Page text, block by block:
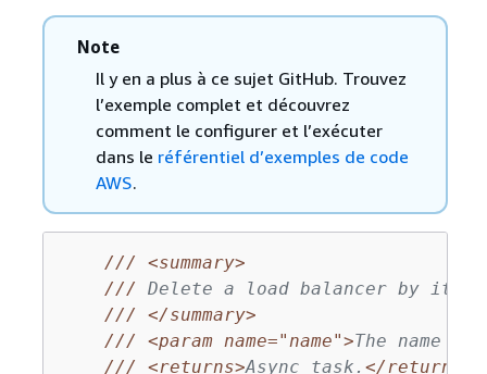
Note
Il y en a plus à ce sujet GitHub. Trouvez
l’exemple complet et découvrez
comment le configurer et l’exécuter
dans le référentiel d’exemples de code
AWS.
///
<summary>
/// Delete a load balancer by its
///
</summary>
///
<param name="name">The name
///
<returns>Async task. </returns>